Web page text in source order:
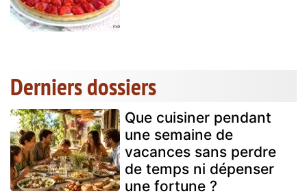
Derniers dossiers
Que cuisiner pendant
une semaine de
vacances sans perdre
de temps ni dépenser
une fortune ?